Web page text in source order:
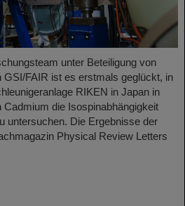
unter Beteiligung von
FAIR ist es erstmals geglückt, in
RIKEN in Japan in
die Isospinabhängigkeit
untersuchen. Die Ergebnisse der
Physical Review Letters